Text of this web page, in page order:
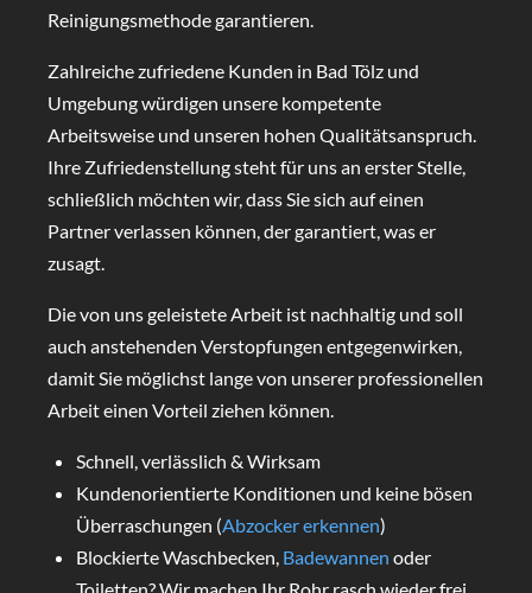
Reinigungsmethode garantieren.
Zahlreiche zufriedene Kunden in Bad Tölz und
Umgebung würdigen unsere kompetente
Arbeitsweise und unseren hohen Qualitätsanspruch.
Ihre Zufriedenstellung steht für uns an erster Stelle,
schließlich möchten wir, dass Sie sich auf einen
Partner verlassen können, der garantiert, was er
zusagt.
Die von uns geleistete Arbeit ist nachhaltig und soll
auch anstehenden Verstopfungen entgegenwirken,
damit Sie möglichst lange von unserer professionellen
Arbeit einen Vorteil ziehen können.
Schnell, verlässlich & Wirksam
Kundenorientierte Konditionen und keine bösen
Überraschungen (Abzocker erkennen)
Blockierte Waschbecken, Badewannen oder
Toiletten? Wir machen Ihr Rohr rasch wieder frei